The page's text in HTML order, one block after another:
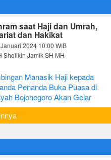
saat Haji dan Umrah,
dan Hakikat
2024 10:00 WIB
Sholikin Jamik SH MH
Manasik Haji kepada
Penanda Buka Puasa di
Bojonegoro Akan Gelar